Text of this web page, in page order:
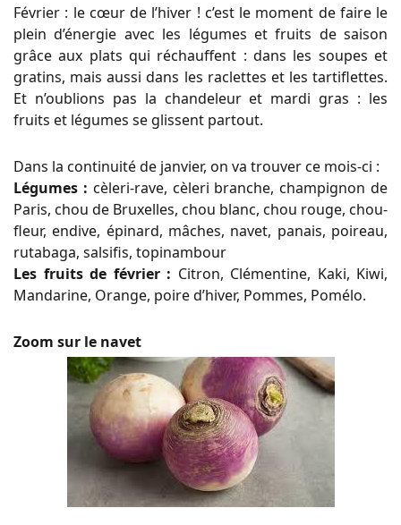
Février : le cœur de l’hiver ! c’est le moment de faire le
plein d’énergie avec les légumes et fruits de saison
grâce aux plats qui réchauffent : dans les soupes et
gratins, mais aussi dans les raclettes et les tartiflettes.
Et n’oublions pas la chandeleur et mardi gras : les
fruits et légumes se glissent partout.
Dans la continuité de janvier, on va trouver ce mois-ci :
Légumes : cèleri-rave, cèleri branche, champignon de
Paris, chou de Bruxelles, chou blanc, chou rouge, chou-
fleur, endive, épinard, mâches, navet, panais, poireau,
rutabaga, salsifis, topinambour
Les fruits de février : Citron, Clémentine, Kaki, Kiwi,
Mandarine, Orange, poire d’hiver, Pommes, Pomélo.
Zoom sur le navet